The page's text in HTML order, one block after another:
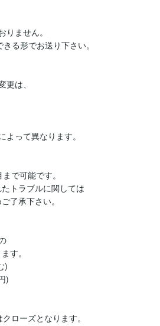
ません。
る形でお送り下さい。
は、
って異なります。
で可能です。
トラブルに関しては
了承下さい。
す。
)
)
ローズとなります。